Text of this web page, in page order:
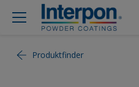
Produktfinder